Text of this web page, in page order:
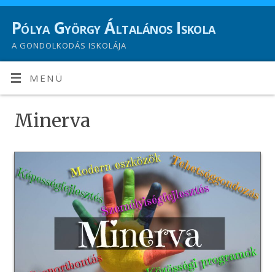
Pólya György Általános Iskola
A GONDOLKODÁS ISKOLÁJA
MENÜ
Minerva